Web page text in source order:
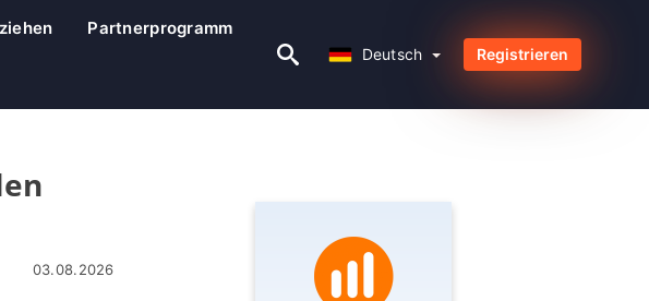
Deutsch
Partnerprogramm
Deutsch Registrieren
03.08.2026